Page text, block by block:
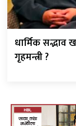
धार्मिक सद्भाव
गृहमन्त्री ?